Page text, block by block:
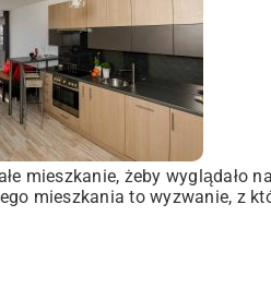
mieszkanie, żeby wyglądało
mieszkania to wyzwanie, z